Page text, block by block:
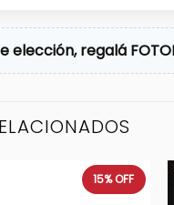
elección, regalá
15%OFF